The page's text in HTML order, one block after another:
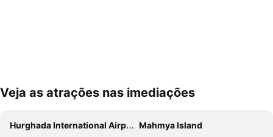
Ampliar mapa
Veja as atrações nas imediações
Hurghada International Airport
Mahmya Island